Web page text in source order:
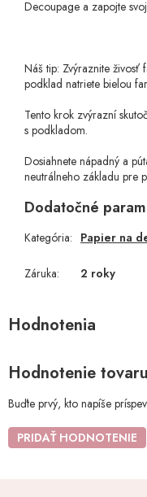
Decoupage a zapojte
Náš tip: Zvýraznite živosť
podklad natriete bielou
Tento krok zvýrazní
s podkladom.
Dosiahnete nápadný a
neutrálneho základu pre
Dodatočné
Kategória: Papier na
Záruka: 2 roky
Hodnotenie tovaru
Buďte prvý, kto napíše
PRIDAŤ HODNOTENIE